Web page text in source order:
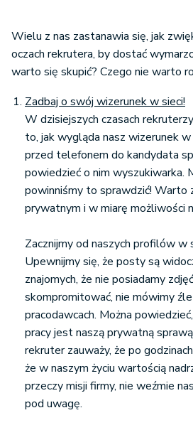
Wielu z nas zastanawia się, jak
oczach rekrutera, by dostać
warto się skupić? Czego nie warto
Zadbaj o swój wizerunek w sieci!
W dzisiejszych czasach
to, jak wygląda nasz wizerunek w
przed telefonem do kandydata
powiedzieć o nim wyszukiwarka.
powinniśmy to sprawdzić! Warto
prywatnym i w miarę możliwości
Zacznijmy od naszych profilów w
Upewnijmy się, że posty są
znajomych, że nie posiadamy
skompromitować, nie mówimy źle
pracodawcach. Można
pracy jest naszą prywatną
rekruter zauważy, że po
że w naszym życiu wartością
przeczy misji firmy, nie weźmie
pod uwagę.